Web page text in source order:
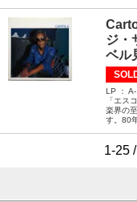
ジ・
ベル
LP ：
「エス
楽界の
す。80
1-25